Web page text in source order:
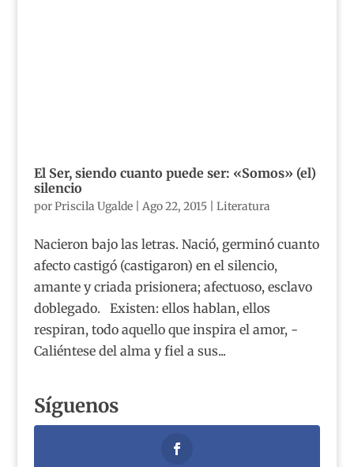
El Ser, siendo cuanto puede ser: «Somos» (el)
silencio
porPriscila Ugalde| Ago 22, 2015| Literatura
Nacieron bajo las letras. Nació, germinó cuanto
afecto castigó (castigaron) en el silencio,
amante y criada prisionera; afectuoso, esclavo
doblegado. Existen: ellos hablan, ellos
respiran, todo aquello que inspira el amor, -
Caliéntese del alma y fiel a sus...
Síguenos